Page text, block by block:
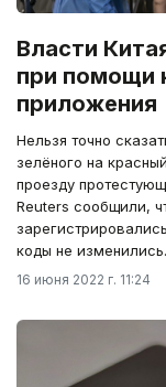
Власти
при помощи
приложения
Нельзя точно
зелёного на
проезду
Reuters сообщили,
коды не изменились.
16 июня 2022 г. 11:24